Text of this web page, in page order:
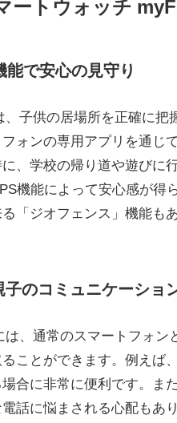
ートウォッチ
能で安心の見守り
、子供の居場所を正確に把
ォンの専用アプリを通じ
、学校の帰り道や遊びに
機能によって安心感が得
「ジオフェンス」機能も
子のコミュニケーショ
は、通常のスマートフォ
ことができます。例えば
合に非常に便利です。ま
話に悩まされる心配もあ